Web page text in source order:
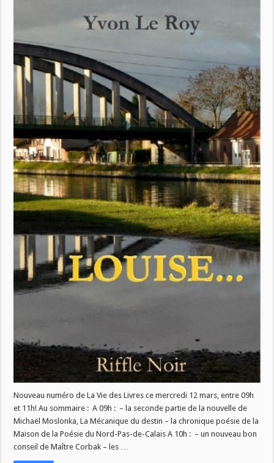
Livres
du
Nouveau numéro de La Vie des Livres ce mercredi 12 mars, entre 09h
et 11h! Au sommaire : A 09h : – la seconde partie de la nouvelle de
Michaël Moslonka, La Mécanique du destin – la chronique poésie de la
Maison de la Poésie du Nord-Pas-de-Calais A 10h : – un nouveau bon
conseil de Maître Corbak – les …